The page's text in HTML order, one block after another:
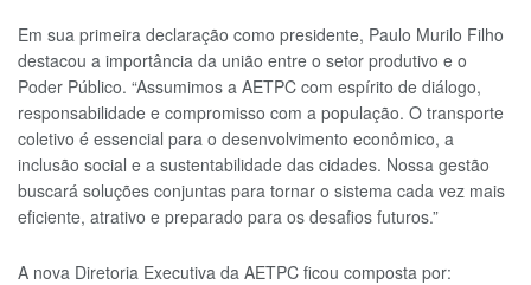
Em sua primeira declaração como presidente, Paulo Murilo Filho
destacou a importância da união entre o setor produtivo e o
Poder Público. “Assumimos a AETPC com espírito de diálogo,
responsabilidade e compromisso com a população. O transporte
coletivo é essencial para o desenvolvimento econômico, a
inclusão social e a sustentabilidade das cidades. Nossa gestão
buscará soluções conjuntas para tornar o sistema cada vez mais
eficiente, atrativo e preparado para os desafios futuros.”
A nova Diretoria Executiva da AETPC ficou composta por: